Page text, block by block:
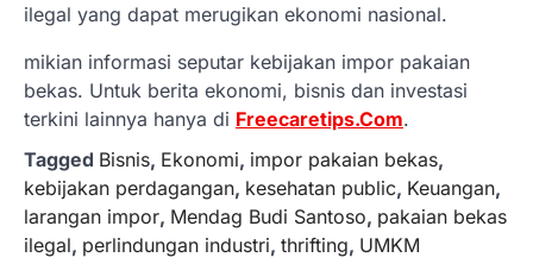
ilegal yang dapat merugikan ekonomi nasional.
mikian informasi seputar kebijakan impor pakaian
bekas. Untuk berita ekonomi, bisnis dan investasi
terkini lainnya hanya di Freecaretips.Com.
Tagged Bisnis, Ekonomi, impor pakaian bekas,
kebijakan perdagangan, kesehatan public, Keuangan,
larangan impor, Mendag Budi Santoso, pakaian bekas
ilegal, perlindungan industri, thrifting, UMKM